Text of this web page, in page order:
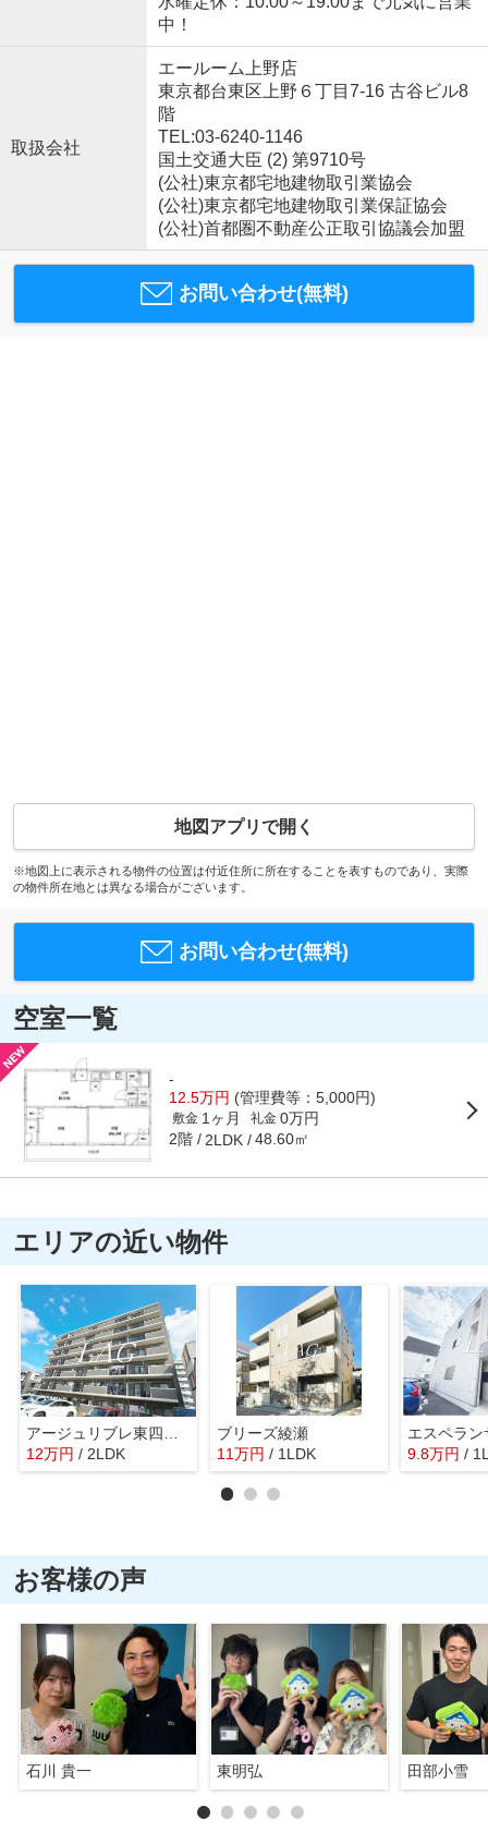
中！
取扱会社
エールーム上野店
東京都台東区上野６丁目7-16 古谷ビル8
階
TEL:03-6240-1146
国土交通大臣 (2) 第9710号
(公社)東京都宅地建物取引業協会
(公社)東京都宅地建物取引業保証協会
(公社)首都圏不動産公正取引協議会加盟
お問い合わせ(無料)
地図アプリで開く
※地図上に表示される物件の位置は付近住所に所在することを表すものであり、実際
の物件所在地とは異なる場合がございます。
お問い合わせ(無料)
空室一覧
-
12.5万円 (管理費等：5,000円)
敷金 1ヶ月 礼金 0万円
2階 2LDK 48.60㎡
エリアの近い物件
12万円 / 2LDK
ブリーズ綾瀬
11万円 / 1LDK
エスペラン
9.8万円 /
お客様の声
石川 貴一 東明弘 田部小雪